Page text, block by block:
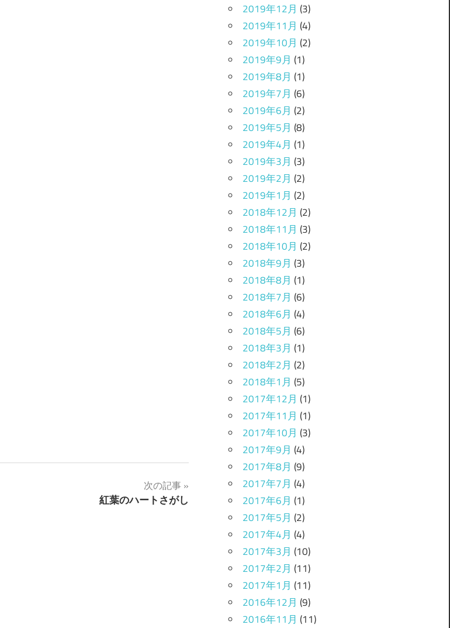
次の記事
紅葉のハートさがし
2019年12月 (3)
2019年11月 (4)
2019年10月 (2)
2019年9月 (1)
2019年8月 (1)
2019年7月 (6)
2019年6月 (2)
2019年5月 (8)
2019年4月 (1)
2019年3月 (3)
2019年2月 (2)
2019年1月 (2)
2018年12月 (2)
2018年11月 (3)
2018年10月 (2)
2018年9月 (3)
2018年8月 (1)
2018年7月 (6)
2018年6月 (4)
2018年5月 (6)
2018年3月 (1)
2018年2月 (2)
2018年1月 (5)
2017年12月 (1)
2017年11月 (1)
2017年10月 (3)
2017年9月 (4)
2017年8月 (9)
2017年7月 (4)
2017年6月 (1)
2017年5月 (2)
2017年4月 (4)
2017年3月 (10)
2017年2月 (11)
2017年1月 (11)
2016年12月 (9)
2016年11月 (11)